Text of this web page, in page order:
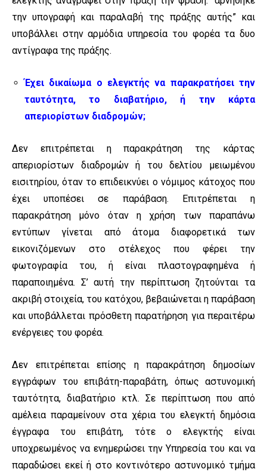
την υπογραφή και παραλαβή της πράξης αυτής” και
υποβάλλει στην αρμόδια υπηρεσία του φορέα τα δυο
αντίγραφα της πράξης.
Έχει δικαίωμα ο ελεγκτής να παρακρατήσει την
ταυτότητα, το διαβατήριο, ή την κάρτα
απεριορίστων διαδρομών;
Δεν επιτρέπεται η παρακράτηση της κάρτας
απεριορίστων διαδρομών ή του δελτίου μειωμένου
εισιτηρίου, όταν το επιδεικνύει ο νόμιμος κάτοχος που
έχει υποπέσει σε παράβαση. Επιτρέπεται η
παρακράτηση μόνο όταν η χρήση των παραπάνω
εντύπων γίνεται από άτομα διαφορετικά των
εικονιζόμενων στο στέλεχος που φέρει την
φωτογραφία του, ή είναι πλαστογραφημένα ή
παραποιημένα. Σ’ αυτή την περίπτωση ζητούνται τα
ακριβή στοιχεία, του κατόχου, βεβαιώνεται η παράβαση
και υποβάλλεται πρόσθετη παρατήρηση για περαιτέρω
ενέργειες του φορέα.
Δεν επιτρέπεται επίσης η παρακράτηση δημοσίων
εγγράφων του επιβάτη-παραβάτη, όπως αστυνομική
ταυτότητα, διαβατήριο κτλ. Σε περίπτωση που από
αμέλεια παραμείνουν στα χέρια του ελεγκτή δημόσια
έγγραφα του επιβάτη, τότε ο ελεγκτής είναι
υποχρεωμένος να ενημερώσει την Υπηρεσία του και να
παραδώσει εκεί ή στο κοντινότερο αστυνομικό τμήμα